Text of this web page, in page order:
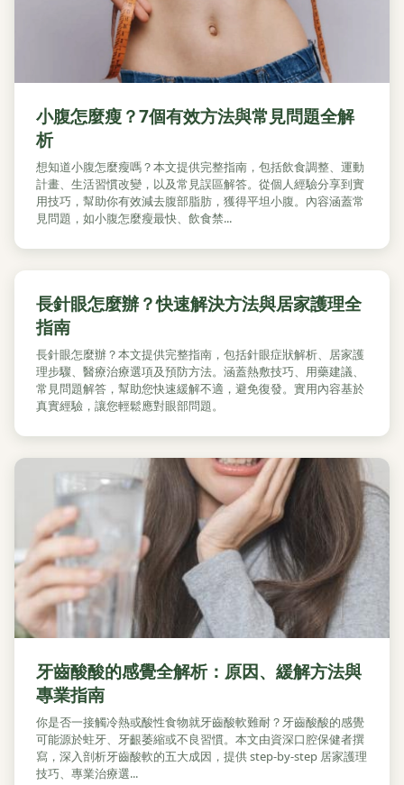
小腹怎麼瘦？7個有效方法與常見問題全解
析
想知道小腹怎麼瘦嗎？本文提供完整指南，包括飲食調整、運動
計畫、生活習慣改變，以及常見誤區解答。從個人經驗分享到實
用技巧，幫助你有效減去腹部脂肪，獲得平坦小腹。內容涵蓋常
見問題，如小腹怎麼瘦最快、飲食禁...
長針眼怎麼辦？快速解決方法與居家護理全
指南
長針眼怎麼辦？本文提供完整指南，包括針眼症狀解析、居家護
理步驟、醫療治療選項及預防方法。涵蓋熱敷技巧、用藥建議、
常見問題解答，幫助您快速緩解不適，避免復發。實用內容基於
真實經驗，讓您輕鬆應對眼部問題。
牙齒酸酸的感覺全解析：原因、緩解方法與
專業指南
你是否一接觸冷熱或酸性食物就牙齒酸軟難耐？牙齒酸酸的感覺
可能源於蛀牙、牙齦萎縮或不良習慣。本文由資深口腔保健者撰
寫，深入剖析牙齒酸軟的五大成因，提供 step-by-step 居家護理
技巧、專業治療選...